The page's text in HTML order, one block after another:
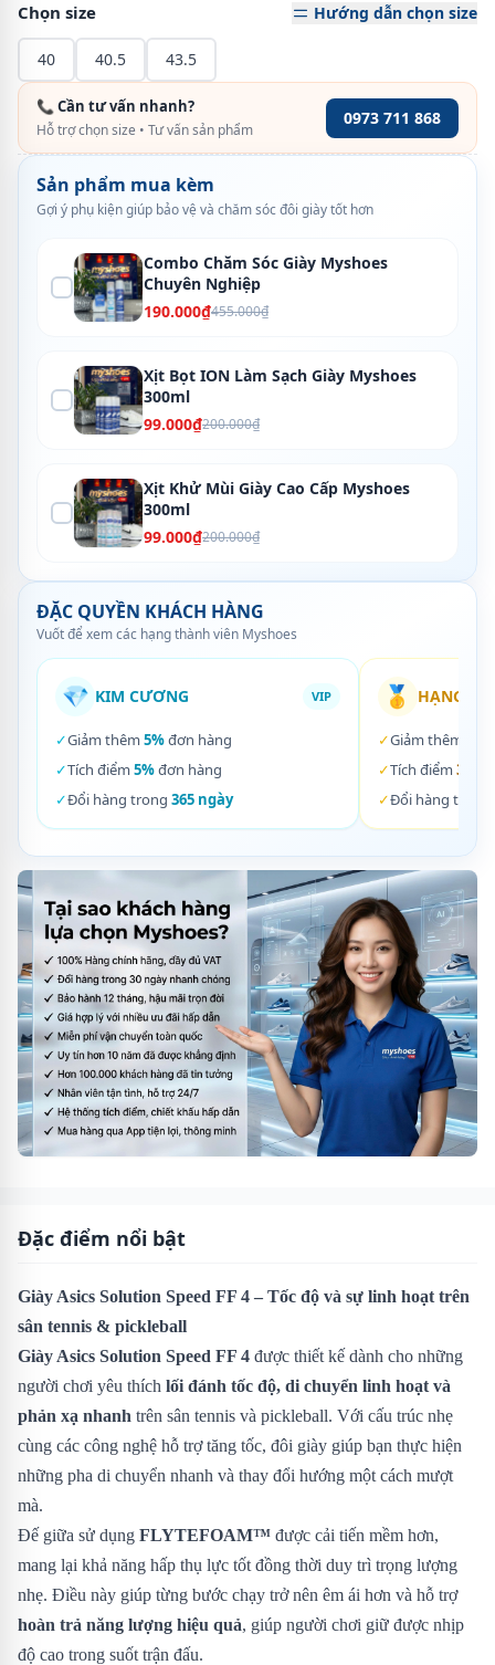
Chọn size Hướng dẫn chọn size
40 40.5 43.5
📞 Cần tư vấn nhanh?
Hỗ trợ chọn size • Tư vấn sản phẩm
0973 711 868
Sản phẩm mua kèm
Gợi ý phụ kiện giúp bảo vệ và chăm sóc đôi giày tốt hơn
Combo Chăm Sóc Giày Myshoes
Chuyên Nghiệp
190.000₫455.000₫
Xịt Bọt ION Làm Sạch Giày Myshoes
300ml
99.000₫200.000₫
Xịt Khử Mùi Giày Cao Cấp Myshoes
300ml
99.000₫200.000₫
ĐẶC QUYỀN KHÁCH HÀNG
Vuốt để xem các hạng thành viên Myshoes
💎 KIM CƯƠNG VIP
✓Giảm thêm 5%đơn hàng
✓Tích điểm 5%đơn hàng
✓Đổi hàng trong 365 ngày
🥇 HẠNG
✓Giảm thêm
✓Tích điểm 3%
✓Đổi hàng trong
Đặc điểm nổi bật
Giày Asics Solution Speed FF 4 – Tốc độ và sự linh hoạt trên
sân tennis & pickleball
Giày Asics Solution Speed FF 4 được thiết kế dành cho những
người chơi yêu thích lối đánh tốc độ, di chuyển linh hoạt và
phản xạ nhanh trên sân tennis và pickleball. Với cấu trúc nhẹ
cùng các công nghệ hỗ trợ tăng tốc, đôi giày giúp bạn thực hiện
những pha di chuyển nhanh và thay đổi hướng một cách mượt
mà.
Đế giữa sử dụng FLYTEFOAM™ được cải tiến mềm hơn,
mang lại khả năng hấp thụ lực tốt đồng thời duy trì trọng lượng
nhẹ. Điều này giúp từng bước chạy trở nên êm ái hơn và hỗ trợ
hoàn trả năng lượng hiệu quả, giúp người chơi giữ được nhịp
độ cao trong suốt trận đấu.